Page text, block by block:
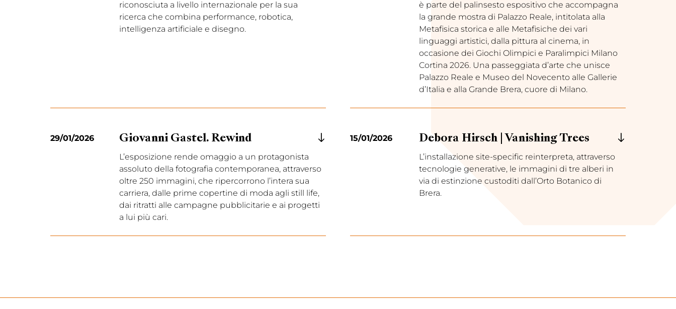
riconosciuta a livello internazionale per la sua
ricerca che combina performance, robotica,
intelligenza artificiale e disegno.
è parte del palinsesto espositivo che accompagna
la grande mostra di Palazzo Reale, intitolata alla
Metafisica storica e alle Metafisiche dei vari
linguaggi artistici, dalla pittura al cinema, in
occasione dei Giochi Olimpici e Paralimpici Milano
Cortina 2026. Una passeggiata d’arte che unisce
Palazzo Reale e Museo del Novecento alle Gallerie
d’Italia e alla Grande Brera, cuore di Milano.
29/01/2026 Giovanni Gastel. Rewind
L’esposizione rende omaggio a un protagonista
assoluto della fotografia contemporanea, attraverso
oltre 250 immagini, che ripercorrono l’intera sua
carriera, dalle prime copertine di moda agli still life,
dai ritratti alle campagne pubblicitarie e ai progetti
a lui più cari.
15/01/2026 Debora Hirsch | Vanishing Trees
L’installazione site-specific reinterpreta, attraverso
tecnologie generative, le immagini di tre alberi in
via di estinzione custoditi dall’Orto Botanico di
Brera.